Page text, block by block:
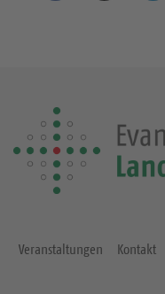
Veranstaltungen Kontakt